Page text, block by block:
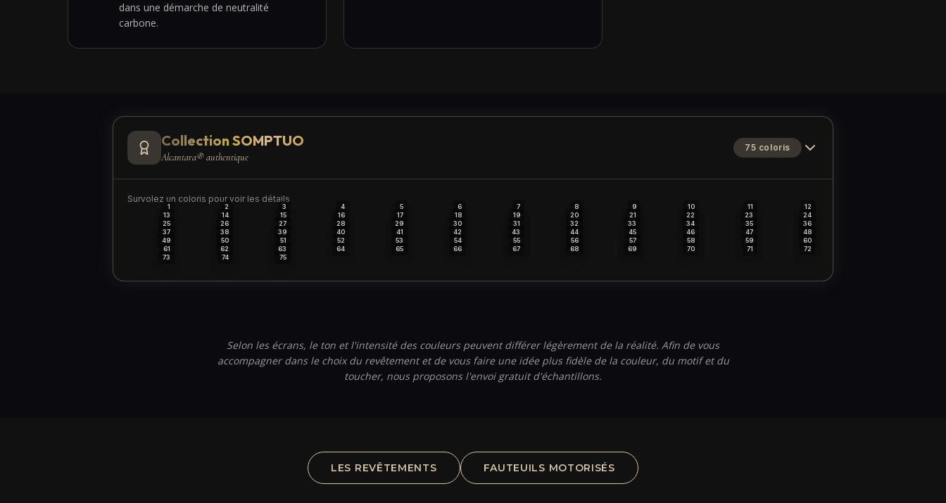
dans une démarche de neutralité
carbone.
Collection SOMPTUO
Alcantara® authentique
75 coloris
Survolez un coloris pour voir les détails
1 2 3 4 5 6 7 8 9 10 11
12
13
14 15 16 17 18 19 20 21 22 23
24
25
26 27 28 29 30 31 32 33 34 35
36
37
38 39 40 41 42 43 44 45 46 47
48
49
50 51 52 53 54 55 56 57 58 59
60
61
62 63 64 65 66 67 68 69 70 71
72
73
74 75
Selon les écrans, le ton et l'intensité des couleurs peuvent différer légèrement de la réalité. Afin de vous
accompagner dans le choix du revêtement et de vous faire une idée plus fidèle de la couleur, du motif et du
toucher, nous proposons l'envoi gratuit d'échantillons.
LES REVÊTEMENTS FAUTEUILS MOTORISÉS